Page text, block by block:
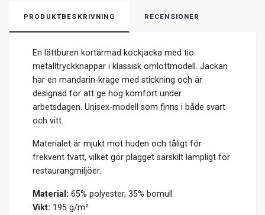
PRODUKTBESKRIVNING RECENSIONER
En lättburen kortärmad kockjacka med tio
metalltryckknappar i klassisk omlottmodell. Jackan
har en mandarin-krage med stickning och är
designad för att ge hög komfort under
arbetsdagen. Unisex-modell som finns i både svart
och vitt.
Materialet är mjukt mot huden och tåligt för
frekvent tvätt, vilket gör plagget särskilt lämpligt för
restaurangmiljöer.
Material: 65% polyester, 35% bomull
Vikt: 195 g/m²